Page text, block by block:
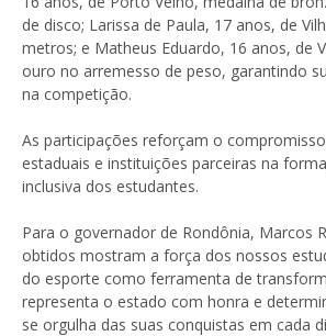
de disco; Larissa de Paula, 17 anos, de
metros; e Matheus Eduardo, 16 anos, de
ouro no arremesso de peso, garantindo
na competição.
As participações reforçam o
estaduais e instituições parceiras na
inclusiva dos estudantes.
Para o governador de Rondônia, Marcos
obtidos mostram a força dos nossos
do esporte como ferramenta de
representa o estado com honra e
se orgulha das suas conquistas em cada